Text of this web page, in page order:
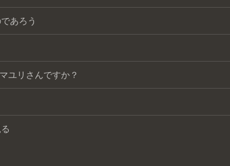
あろう
ユリさんですか？